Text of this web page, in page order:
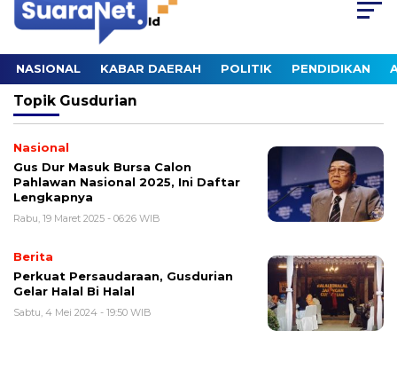
NASIONAL KABAR DAERAH POLITIK PENDIDIKAN
Topik Gusdurian
Nasional
Gus Dur Masuk Bursa Calon
Pahlawan Nasional 2025, Ini Daftar
Lengkapnya
Rabu, 19 Maret 2025 - 06:26 WIB
Berita
Perkuat Persaudaraan, Gusdurian
Gelar Halal Bi Halal
Sabtu, 4 Mei 2024 - 19:50 WIB